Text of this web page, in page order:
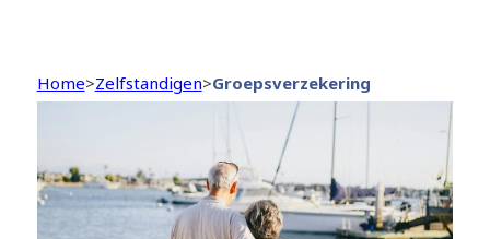
Home>Zelfstandigen>Groepsverzekering